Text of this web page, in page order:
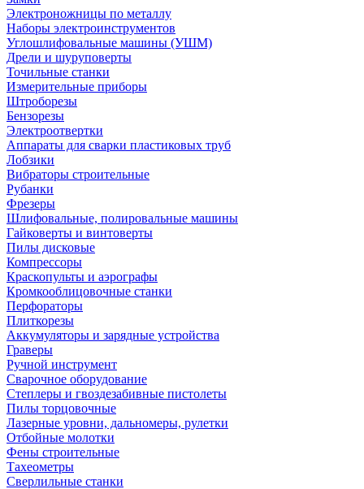
Электроножницы по металлу
Наборы электроинструментов
Углошлифовальные машины (УШМ)
Дрели и шуруповерты
Точильные станки
Измерительные приборы
Штроборезы
Бензорезы
Электроотвертки
Аппараты для сварки пластиковых труб
Лобзики
Вибраторы строительные
Рубанки
Фрезеры
Шлифовальные, полировальные машины
Гайковерты и винтоверты
Пилы дисковые
Компрессоры
Краскопульты и аэрографы
Кромкооблицовочные станки
Перфораторы
Плиткорезы
Аккумуляторы и зарядные устройства
Граверы
Ручной инструмент
Сварочное оборудование
Степлеры и гвоздезабивные пистолеты
Пилы торцовочные
Лазерные уровни, дальномеры, рулетки
Отбойные молотки
Фены строительные
Тахеометры
Сверлильные станки